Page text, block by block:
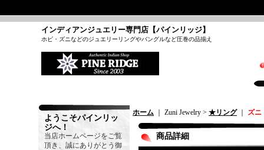
インディアンジュエリー専門店【パインリッジ】
ホピ・ズニなどのジュエリーリングやバングルなど圧巻の品揃え
ようこそパインリッ
ジへ！
当店ホームページをご覧
頂き、誠にありがとう御
ホーム ｜ Zuni Jewelry > ★リング｜ ズ
商品詳細